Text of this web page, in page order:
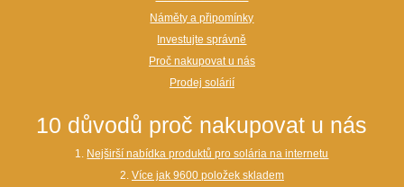
Náměty a připomínky
Investujte správně
Proč nakupovat u nás
Prodej solárií
10 důvodů proč nakupovat u nás
1. Nejširší nabídka produktů pro solária na internetu
2. Více jak 9600 položek skladem